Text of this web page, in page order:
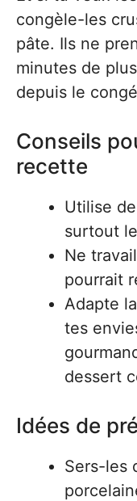
congèle-les
pâte. Ils ne
minutes de
depuis le
Conseils
recette
Utilise
surtout
Ne
pourrait
Adapte
tes
dessert
Idées de
Sers-les